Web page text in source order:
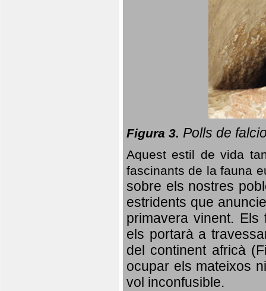
Figura 3. Polls de
Aquest estil de vida
fascinants de la fauna
sobre els nostres
estridents que
primavera vinent. Els
els portarà a
del continent africà
ocupar els mateixos
vol inconfusible.